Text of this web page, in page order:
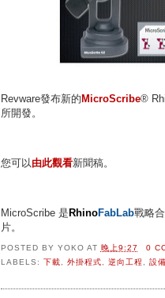
Revware發布新的 MicroScribe®
所開發。
您可以 由此觀看新聞稿。
MicroScribe 是 RhinoFabLab戰略合
片。
POSTED BY YOKO AT 晚上9:27
0
LABELS: 下載, 外掛程式, 逆向工程, 設備